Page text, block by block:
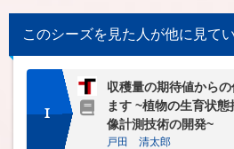
このシーズを見た人が他に見て
1
収穫量の期待値から
ます ~植物の生育状
像計測技術の開発~
戸田 清太郎